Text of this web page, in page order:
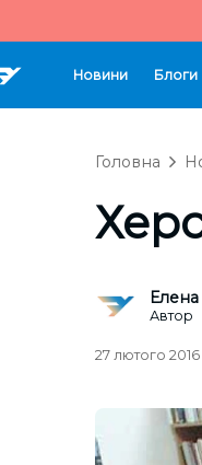
Новини Блоги
Головна
Автор
27 лютого 2016